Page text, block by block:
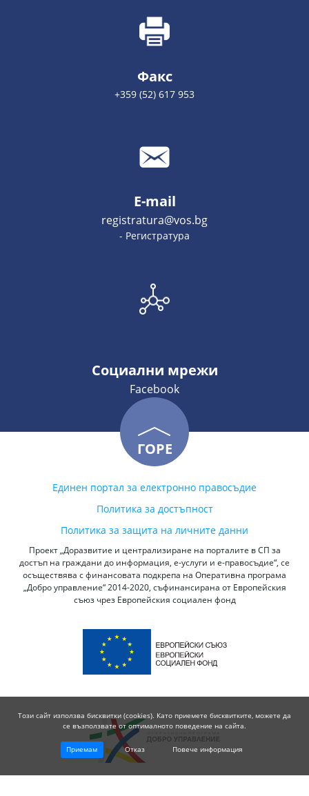
Факс
+359 (52) 617 953
E-mail
registratura@vos.bg
- Регистратура
Социални мрежи
Facebook
ГОРЕ
Единен портал за електронно правосъдие
Политика за достъпност
Политика за защита на личните данни
Проект „Доразвитие и централизиране на порталите в СП за
достъп на граждани до информация, е-услуги и е-правосъдие“, се
осъществява с финансовата подкрепа на Оперативна програма
„Добро управление“ 2014-2020, съфинансирана от Европейския
съюз чрез Европейския социален фонд
Този сайт използва бисквитки (cookies). Като приемете бисквитките, можете да
се възползвате от оптималното поведение на сайта.
Приемам Отказ Повече информация